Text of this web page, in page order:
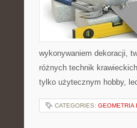
wykonywaniem dekoracji,
różnych technik
tylko użytecznym hobby,
CATEGORIES: GEOMETRIA